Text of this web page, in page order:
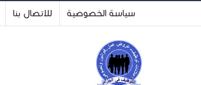
سياسة الخصوصية للاتصال بنا